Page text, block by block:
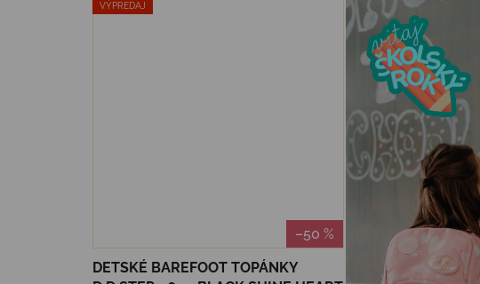
VÝPREDAJ
–50 %
DETSKÉ BAREFOOT TOPÁNKY